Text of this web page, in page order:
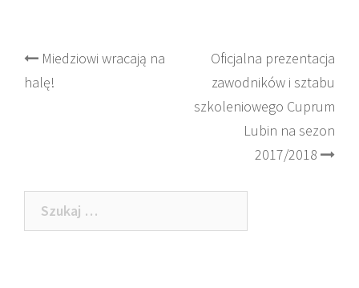
Post
navigation
Miedziowi wracają na
halę!
Oficjalna prezentacja
zawodników i sztabu
szkoleniowego Cuprum
Lubin na sezon
2017/2018
Szukaj: